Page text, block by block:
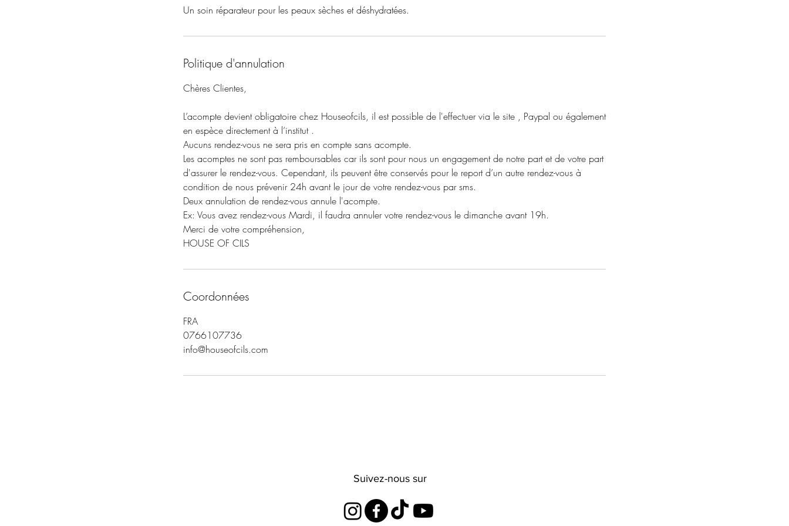
Un soin réparateur pour les peaux sèches et déshydratées.
Politique d'annulation
Chères Clientes,
L’acompte devient obligatoire chez Houseofcils, il est possible de l'effectuer via le site , Paypal ou également
en espèce directement à l’institut .
Aucuns rendez-vous ne sera pris en compte sans acompte.
Les acomptes ne sont pas remboursables car ils sont pour nous un engagement de notre part et de votre part
d'assurer le rendez-vous. Cependant, ils peuvent être conservés pour le report d’un autre rendez-vous à
condition de nous prévenir 24h avant le jour de votre rendez-vous par sms.
Deux annulation de rendez-vous annule l'acompte.
Ex: Vous avez rendez-vous Mardi, il faudra annuler votre rendez-vous le dimanche avant 19h.
Merci de votre compréhension,
HOUSE OF CILS
Coordonnées
FRA
0766107736
info@houseofcils.com
Suivez-nous sur